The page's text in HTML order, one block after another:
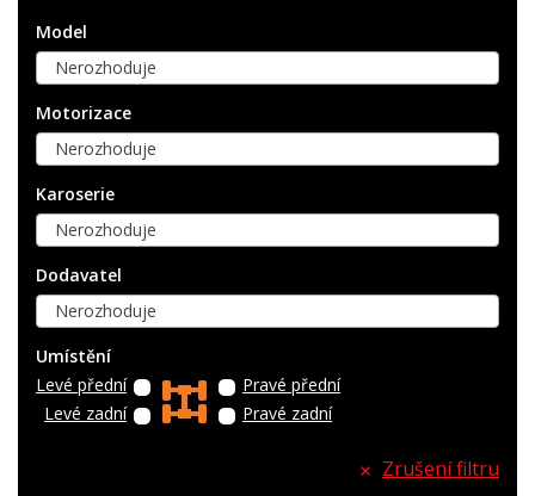
Model
Nerozhoduje
Motorizace
Nerozhoduje
Karoserie
Nerozhoduje
Dodavatel
Nerozhoduje
Umístění
Levé přední
Levé zadní
Pravé přední
Pravé zadní
Zrušení filtru